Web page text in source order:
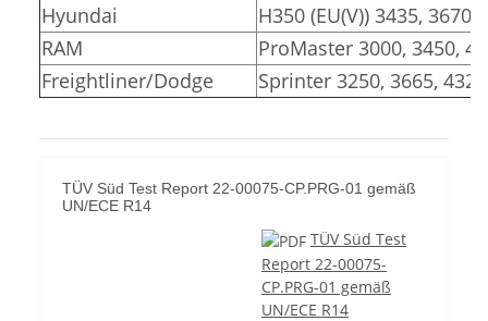
Hyundai
H350 (EU(V)) 3435, 3670
RAM
ProMaster 3000, 3450,
Freightliner/Dodge
Sprinter 3250, 3665, 4325
TÜV Süd Test Report 22-00075-CP.PRG-01 gemäß
UN/ECE R14
TÜV Süd Test
Report 22-00075-
CP.PRG-01 gemäß
UN/ECE R14